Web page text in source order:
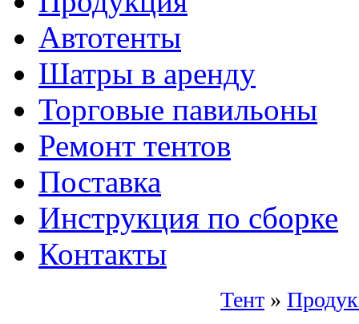
Автотенты
Шатры в аренду
Торговые павильоны
Ремонт тентов
Поставка
Инструкция по сборке
Контакты
Тент »